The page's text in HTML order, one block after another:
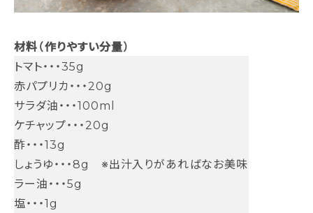
材料（作りやすい分量）
トマト・・・35g
赤パプリカ・・・20g
サラダ油・・・100ml
ケチャップ・・・20g
酢・・・13g
しょうゆ・・・8g ※出汁入りがあればなお美味
ラー油・・・5g
塩・・・1g